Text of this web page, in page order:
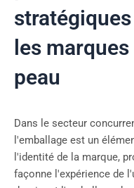
les
peau
Dans le secteur
l'emballage est un
l'identité de la marque,
façonne l'expérience de